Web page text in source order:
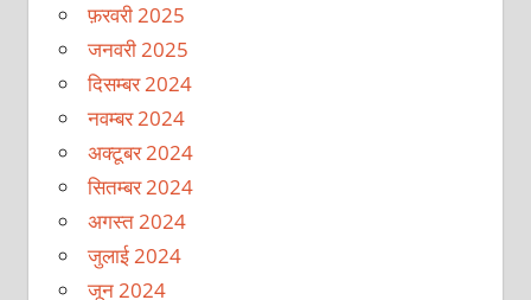
फ़रवरी 2025
जनवरी 2025
दिसम्बर 2024
नवम्बर 2024
अक्टूबर 2024
सितम्बर 2024
अगस्त 2024
जुलाई 2024
जून 2024